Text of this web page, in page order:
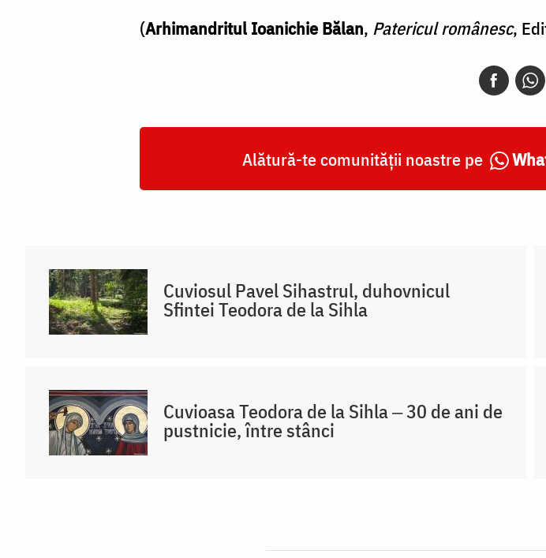
(Arhimandritul Ioanichie Bălan, Patericul românesc,
Alătură-te comunității noastre pe
Cuviosul Pavel Sihastrul, duhovnicul
Sfintei Teodora de la Sihla
Cuvioasa Teodora de la Sihla ‒ 30 de ani de
pustnicie, între stânci